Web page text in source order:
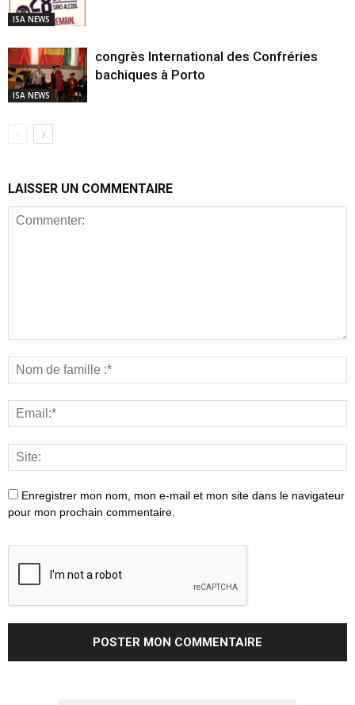
ISA NEWS
ISA NEWS
congrès International des Confréries
bachiques à Porto
LAISSER UN COMMENTAIRE
Enregistrer mon nom, mon e-mail et mon site dans le navigateur
pour mon prochain commentaire.